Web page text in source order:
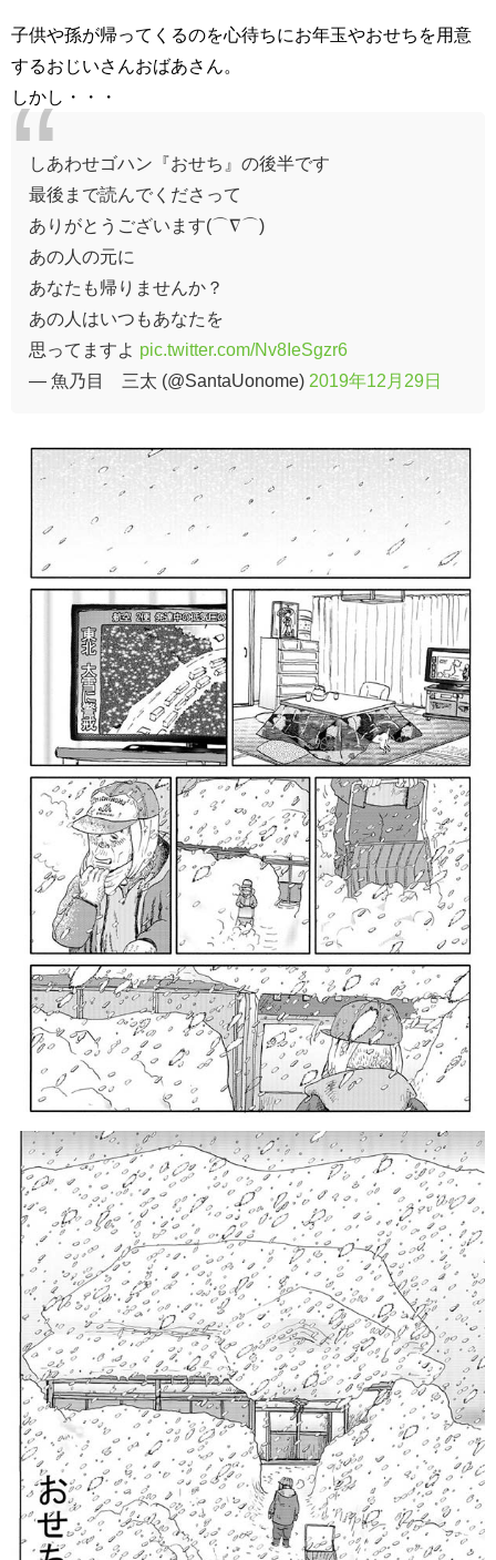
子供や孫が帰ってくるのを心待ちにお年玉やおせちを用意
するおじいさんおばあさん。
しかし・・・
しあわせゴハン『おせち』の後半です
最後まで読んでくださって
ありがとうございます(⌒∇⌒)
あの人の元に
あなたも帰りませんか？
あの人はいつもあなたを
思ってますよ pic.twitter.com/Nv8IeSgzr6
— 魚乃目 三太 (@SantaUonome) 2019年12月29日